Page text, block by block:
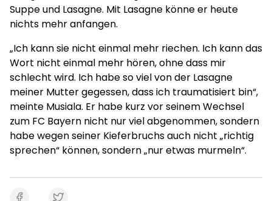
Suppe und Lasagne. Mit Lasagne könne er heute
nichts mehr anfangen.
„Ich kann sie nicht einmal mehr riechen. Ich kann das
Wort nicht einmal mehr hören, ohne dass mir
schlecht wird. Ich habe so viel von der Lasagne
meiner Mutter gegessen, dass ich traumatisiert bin“,
meinte Musiala. Er habe kurz vor seinem Wechsel
zum FC Bayern nicht nur viel abgenommen, sondern
habe wegen seiner Kieferbruchs auch nicht „richtig
sprechen“ können, sondern „nur etwas murmeln“.